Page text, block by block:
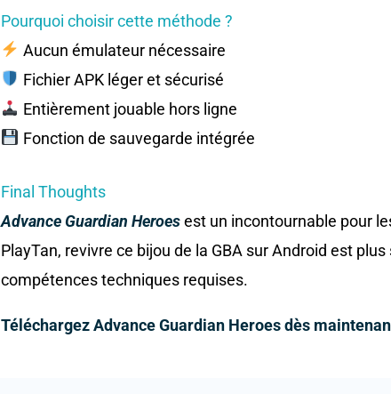
Pourquoi choisir cette méthode ?
Aucun émulateur nécessaire
Fichier APK léger et sécurisé
Entièrement jouable hors ligne
Fonction de sauvegarde intégrée
Final Thoughts
Advance Guardian Heroesest un incontournable pour
PlayTan, revivre ce bijou de la GBA sur Android est
compétences techniques requises.
Téléchargez Advance Guardian Heroes dès